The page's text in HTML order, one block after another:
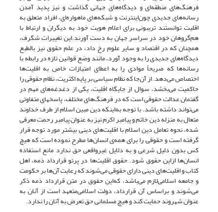
فرهنگ‌های منطقه‌ای و دیدگاه‌های جهانی گذاشت و نیز پدید آمدن
رسانه‌های جدیدی چون‌اینترنت و شبکه‌های ماهواره‌ای، افراد متعلق به
اقلیت توانستند تریبونی برای اعلام هویت خود به دیگران و ارتباط با
هم‌گروهان خود در سراسر جهان به دست آورند.‌این تغییرات شگرف،
همچنان که در اقتصاد و سایر علوم رخ داد، در علم حقوق نیز بالطبع
دیدگاه‌های جدیدی را به وجود آورد، مانند وضع قوانین تازه در رابطه با
رسانه‌ها که صریحاً موادی را به اعطای امتیازات خاص به اقلیت‌ها
اختصاص می‌دهد. از آن‌جا که نظام سیاسی بر پایه اکثریت، نظام حقوقی را
حاکمیت می‌بخشد، سوال از جایگاه اقلیت، یکی از دغدغه‌های مهم در
گفتمان عدالت حقوقی است که در فرهنگ‌های مختلف، پاسخ‎های متفاوتی
می‌تواند داشته باشد. با توجه به‌اینکه دین مبین اسلام از طرف خداوند
متعال به منزله دین خاتم و پیامبر اکرم نیز به عنوان پیامبر رحمت معرفی
شده، نحوه تعامل دین اسلام با اقلیت‌های دینی بیشتر مورد توجه قرار
گرفته است و حقوقی را برای همه‌ی انسان‌ها مطرح نموده است که هیچ
کس بدون دلیل شرعی و به دلایل غیرواقعی حق ندارد مانع استفاده
انسان‌ها از‌این حقوق شود. حقوق اقلیت‌ها در پرتو قرارداد ذمه، اهل
کتاب و اقلیت‌های دینی دارای حقوقی می‌شوند که رعایت آن‌ها بر حکومت
و جامعه اسلامی‌لازم می‌باشد، که‌این حقوق در متن قرارداد ذمه ذکر
می‌شوند و براساس آن قرارداد، دولت اسلامی‌متعهد است از آنان به
عنوان شهروند حمایت کند و هیچ مسلمانی حق تعرض به آنان را ندارد.